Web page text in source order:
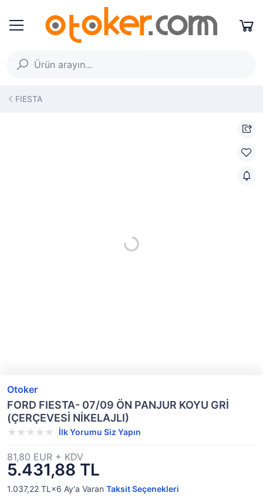
FIESTA
Otoker
FORD FIESTA- 07/09 ÖN PANJUR KOYU GRİ
(ÇERÇEVESİ NİKELAJLI)
İlk Yorumu Siz Yapın
5.431,88 TL
81,80 EUR + KDV
1.037,22 TL×6 Ay'a Varan Taksit Seçenekleri